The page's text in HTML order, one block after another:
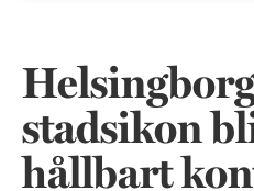
stadsikon
hållbart